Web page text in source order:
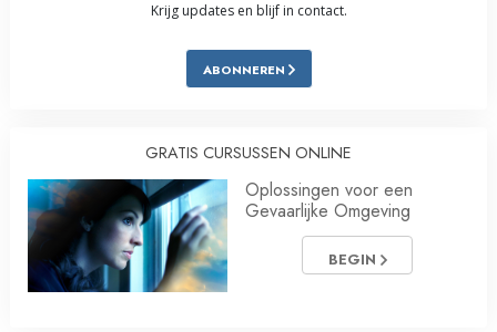
Krijg updates en blijf in contact.
ABONNEREN
GRATIS CURSUSSEN ONLINE
Oplossingen voor een
Gevaarlijke Omgeving
BEGIN